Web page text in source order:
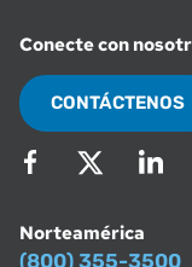
Conecte con
CONTÁCTENOS
Norteamérica
(800) 355-3500